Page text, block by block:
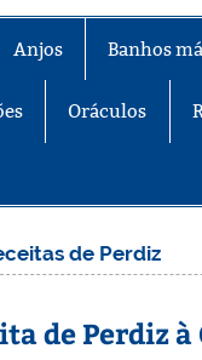
Anjos Banhos
Oráculos
de Perdiz
de Perdiz